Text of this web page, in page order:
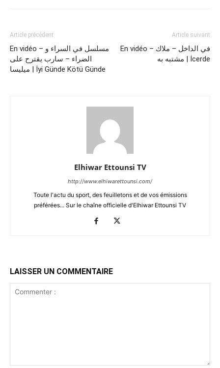
Article précédent
En vidéo – مسلسل في السراء و
الضراء – سارب يقترح على
ميليسا | İyi Günde Kötü Günde
Article suivant
En vidéo – في الداخل – ملاك
مشتبه به | İcerde
Elhiwar Ettounsi TV
http://www.elhiwarettounsi.com/
Toute l'actu du sport, des feuilletons et de vos émissions
préférées... Sur le chaîne officielle d'Elhiwar Ettounsi TV
LAISSER UN COMMENTAIRE